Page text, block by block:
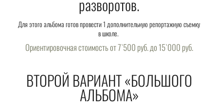
разворотов.
Для этого альбома готов провести 1 дополнительную репортажную съемку
в школе.
Ориентировочная стоимость от 7`500 руб. до 15`000 руб.
ВТОРОЙ ВАРИАНТ «БОЛЬШОГО
АЛЬБОМА»